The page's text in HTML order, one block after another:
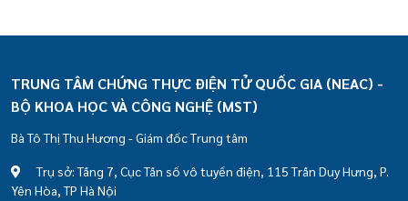
TRUNG TÂM CHỨNG THỰC ĐIỆN TỬ QUỐC GIA (NEAC) -
BỘ KHOA HỌC VÀ CÔNG NGHỆ (MST)
Bà Tô Thị Thu Hương - Giám đốc Trung tâm
Trụ sở: Tầng 7, Cục Tần số vô tuyến điện, 115 Trần Duy Hưng, P.
Yên Hòa, TP Hà Nội